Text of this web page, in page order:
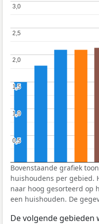
0,5
0,5
1,0
1,0
1,5
1,5
2,0
2,0
2,5
2,5
3,0
3,0
Bovenstaande grafiek
huishoudens per gebied.
naar hoog gesorteerd op
een huishouden. De
De volgende